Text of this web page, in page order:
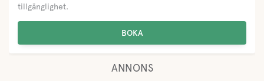
tillgänglighet.
BOKA
ANNONS